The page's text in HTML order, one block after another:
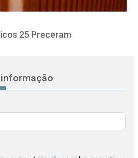
25 Preceram
informação